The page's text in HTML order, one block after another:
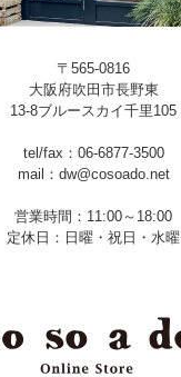
〒565-0816
大阪府吹田市長野東
13-8ブルースカイ千里105
tel/fax：06-6877-3500
mail：dw@cosoado.net
営業時間：11:00～18:00
定休日：日曜・祝日・水曜